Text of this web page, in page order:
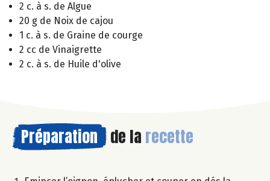
2 c. à s. de Algue
20 g de Noix de cajou
1 c. à s. de Graine de courge
2 cc de Vinaigrette
2 c. à s. de Huile d'olive
Préparation de la recette